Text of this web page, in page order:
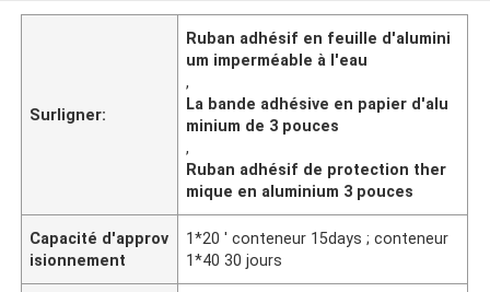
Surligner:
Ruban adhésif en feuille d'alumini
um imperméable à l'eau
,
La bande adhésive en papier d'alu
minium de 3 pouces
,
Ruban adhésif de protection ther
mique en aluminium 3 pouces
Capacité d'approv
isionnement
1*20 ' conteneur 15days ; conteneur
1*40 30 jours